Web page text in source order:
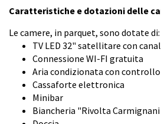
Caratteristiche e dotazioni delle
Le camere, in parquet, sono dotate di:
TV LED 32" satellitare con
Connessione WI-FI gratuita
Aria condizionata con
Cassaforte elettronica
Minibar
Biancheria "Rivolta Carmignani
In relazione al trattamento dei
Legge 675/96 che, per
seguito:
Articolo 13 (Diritti
trattamento di dati personali
a) di conoscere, mediante
registro di cui all'art. 31, comma